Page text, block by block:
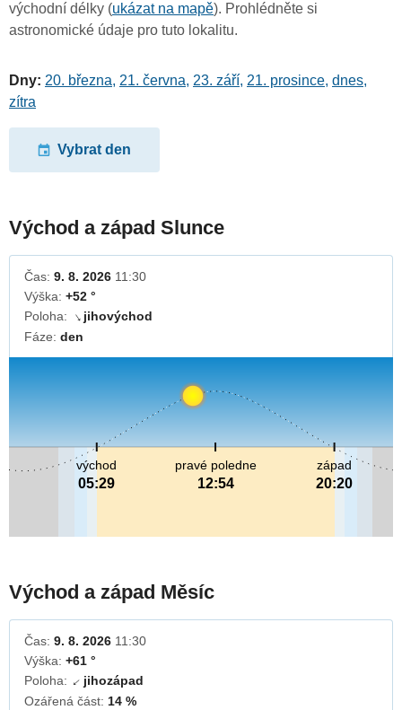
východní délky (ukázat na mapě). Prohlédněte si
astronomické údaje pro tuto lokalitu.
Dny: 20. března, 21. června, 23. září, 21. prosince, dnes,
zítra
Vybrat den
Východ a západ Slunce
Čas: 9. 8. 2026 11:30
Výška: +52 °
Poloha:
↓ jihovýchod
Fáze: den
pravé poledne
12:54
východ
05:29
západ
20:20
Východ a západ Měsíc
Čas: 9. 8. 2026 11:30
Výška: +61 °
Poloha: ↓jihozápad
Ozářená část: 14 %